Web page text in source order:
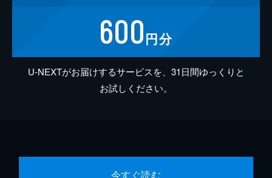
600円分
U-NEXTがお届けするサービスを、31日間ゆっくりと
お試しください。
今すぐ読む